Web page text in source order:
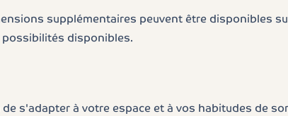
supplémentaires peuvent être disponibles
disponibles.
s'adapter à votre espace et à vos habitudes de